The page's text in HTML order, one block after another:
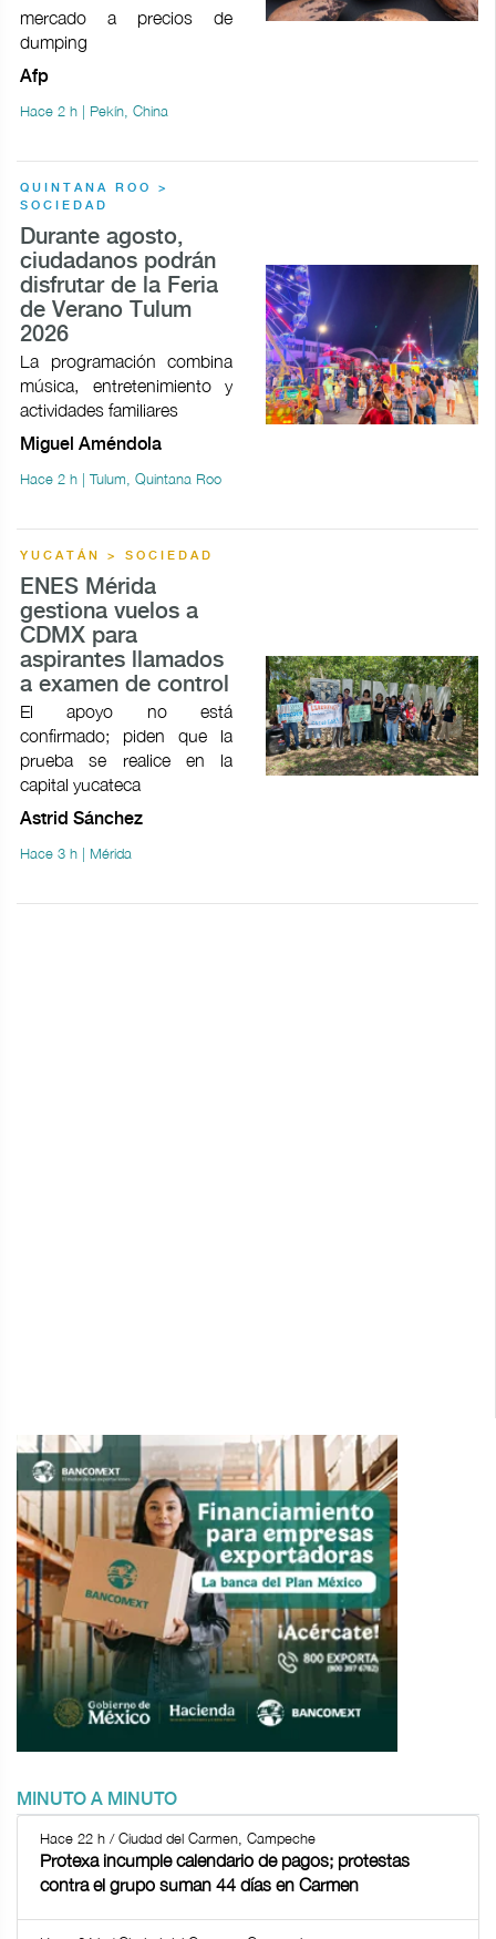
mercado a precios de
dumping
Afp
Hace 2 h | Pekín, China
QUINTANA ROO >
SOCIEDAD
Durante agosto,
ciudadanos podrán
disfrutar de la Feria
de Verano Tulum
2026
La programación combina
música, entretenimiento y
actividades familiares
Miguel Améndola
Hace 2 h | Tulum, Quintana Roo
YUCATÁN > SOCIEDAD
ENES Mérida
gestiona vuelos a
CDMX para
aspirantes llamados
a examen de control
El apoyo no está
confirmado; piden que la
prueba se realice en la
capital yucateca
Astrid Sánchez
Hace 3 h | Mérida
MINUTO A MINUTO
Hace 22 h / Ciudad del Carmen, Campeche
Protexa incumple calendario de pagos; protestas
contra el grupo suman 44 días en Carmen